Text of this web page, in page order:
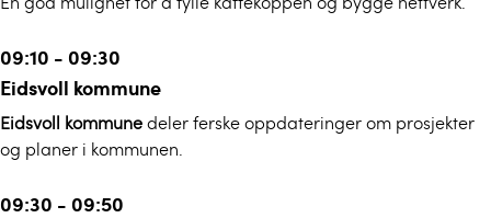
En god mulighet for å fylle kaffekoppen og bygge nettverk.
09:10 - 09:30
Eidsvoll kommune
Eidsvoll kommune deler ferske oppdateringer om prosjekter
og planer i kommunen.
09:30 - 09:50